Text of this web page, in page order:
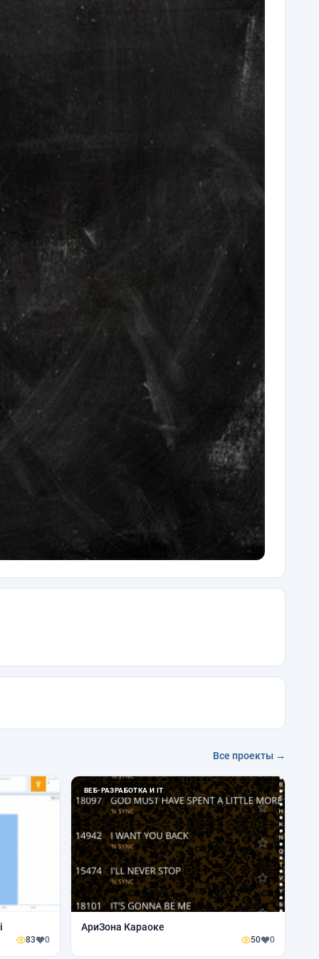
Все проекты →
83 0
ВЕБ-РАЗРАБОТКА И IT
АриЗона Караоке
50 0